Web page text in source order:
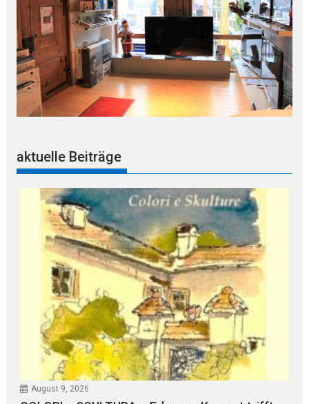
aktuelle Beiträge
August 9, 2026